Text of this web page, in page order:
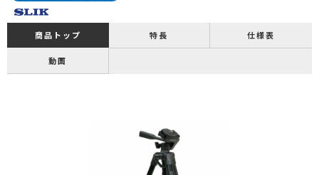
商品トップ 特長 仕様表
動画